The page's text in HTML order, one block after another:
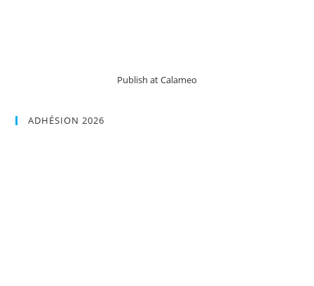
Publish at Calameo
ADHÉSION 2026